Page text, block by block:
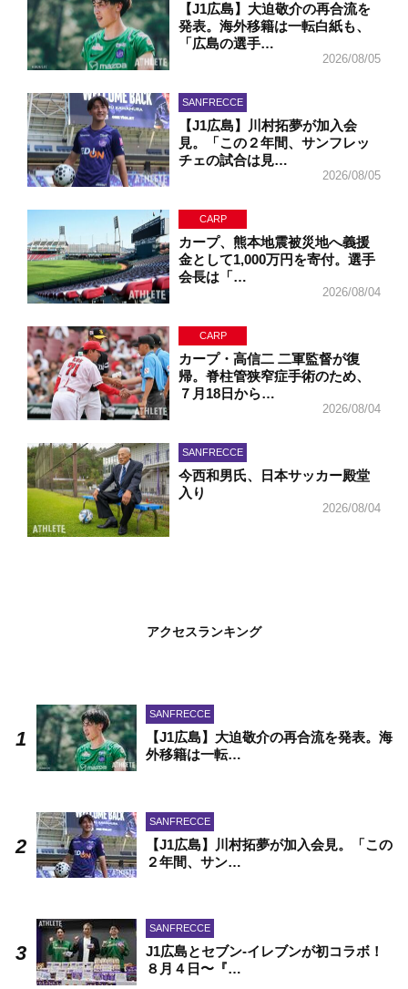
【J1広島】大迫敬介の再合流を
発表。海外移籍は一転白紙も、
「広島の選手…
2026/08/05
SANFRECCE
【J1広島】川村拓夢が加入会
見。「この２年間、サンフレッ
チェの試合は見…
2026/08/05
CARP
カープ、熊本地震被災地へ義援
金として1,000万円を寄付。選手
会長は「…
2026/08/04
CARP
カープ・高信二 二軍監督が復
帰。脊柱管狭窄症手術のため、
７月18日から…
2026/08/04
SANFRECCE
今西和男氏、日本サッカー殿堂
入り
2026/08/04
アクセスランキング
SANFRECCE
【J1広島】大迫敬介の再合流を発表。海
外移籍は一転…
SANFRECCE
【J1広島】川村拓夢が加入会見。「この
２年間、サン…
SANFRECCE
J1広島とセブン-イレブンが初コラボ！
８月４日〜『…